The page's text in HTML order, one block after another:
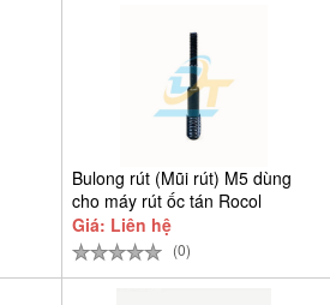
Bulong rút (Mũi rút) M5 dùng
cho máy rút ốc tán Rocol
Giá: Liên hệ
(0)